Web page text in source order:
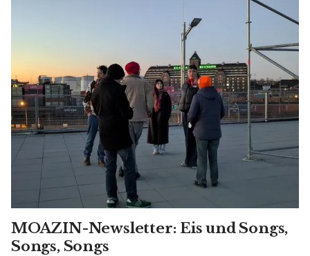
MOAZIN-Newsletter: Eis und Songs,
Songs, Songs